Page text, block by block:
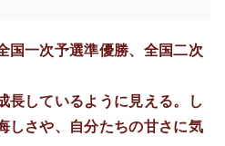
国一次予選準優勝、全国二次
長しているように見える。し
しさや、自分たちの甘さに気